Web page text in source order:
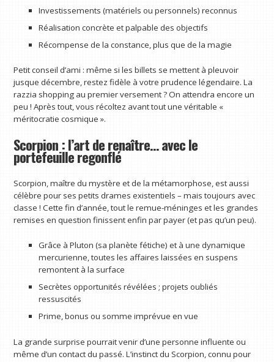
Investissements (matériels ou personnels) reconnus
Réalisation concrète et palpable des objectifs
Récompense de la constance, plus que de la magie
Petit conseil d’ami : même si les billets se mettent à pleuvoir
jusque décembre, restez fidèle à votre prudence légendaire. La
razzia shopping au premier versement ? On attendra encore un
peu ! Après tout, vous récoltez avant tout une véritable «
méritocratie cosmique ».
Scorpion : l’art de renaître… avec le
portefeuille regonflé
Scorpion, maître du mystère et de la métamorphose, est aussi
célèbre pour ses petits drames existentiels – mais toujours avec
classe ! Cette fin d’année, tout le remue-méninges et les grandes
remises en question finissent enfin par payer (et pas qu’un peu).
Grâce à Pluton (sa planète fétiche) et à une dynamique
mercurienne, toutes les affaires laissées en suspens
remontent à la surface
Secrètes opportunités révélées ; projets oubliés
ressuscités
Prime, bonus ou somme imprévue en vue
La grande surprise pourrait venir d’une personne influente ou
même d’un contact du passé. L’instinct du Scorpion, connu pour